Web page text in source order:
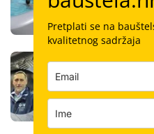
kupanca
Koliko
dimenzije
Pretplati se na
kvalitetnog sadržaja